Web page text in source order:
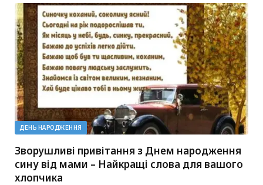
ДЕНЬ НАРОДЖЕННЯ
Зворушливі привітання з Днем народження
сину від мами – Найкращі слова для вашого
хлопчика